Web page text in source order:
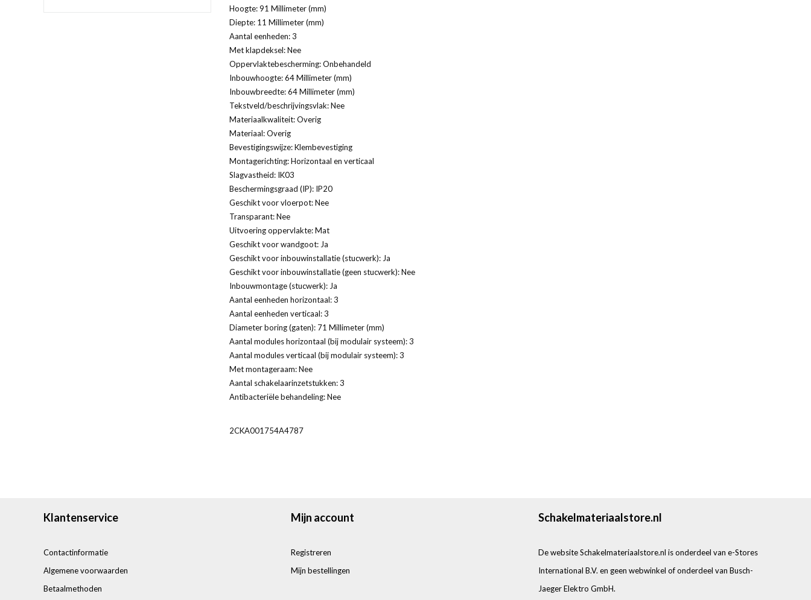
Hoogte: 91 Millimeter (mm)
Diepte: 11 Millimeter (mm)
Aantal eenheden: 3
Met klapdeksel: Nee
Oppervlaktebescherming: Onbehandeld
Inbouwhoogte: 64 Millimeter (mm)
Inbouwbreedte: 64 Millimeter (mm)
Tekstveld/beschrijvingsvlak: Nee
Materiaalkwaliteit: Overig
Materiaal: Overig
Bevestigingswijze: Klembevestiging
Montagerichting: Horizontaal en verticaal
Slagvastheid: IK03
Beschermingsgraad (IP): IP20
Geschikt voor vloerpot: Nee
Transparant: Nee
Uitvoering oppervlakte: Mat
Geschikt voor wandgoot: Ja
Geschikt voor inbouwinstallatie (stucwerk): Ja
Geschikt voor inbouwinstallatie (geen stucwerk): Nee
Inbouwmontage (stucwerk): Ja
Aantal eenheden horizontaal: 3
Aantal eenheden verticaal: 3
Diameter boring (gaten): 71 Millimeter (mm)
Aantal modules horizontaal (bij modulair systeem): 3
Aantal modules verticaal (bij modulair systeem): 3
Met montageraam: Nee
Aantal schakelaarinzetstukken: 3
Antibacteriële behandeling: Nee
2CKA001754A4787
Klantenservice
Contactinformatie
Algemene voorwaarden
Betaalmethoden
Mijn account
Registreren
Mijn bestellingen
Schakelmateriaalstore.nl
De website Schakelmateriaalstore.nl is onderdeel van e-Stores
International B.V. en geen webwinkel of onderdeel van Busch-
Jaeger Elektro GmbH.